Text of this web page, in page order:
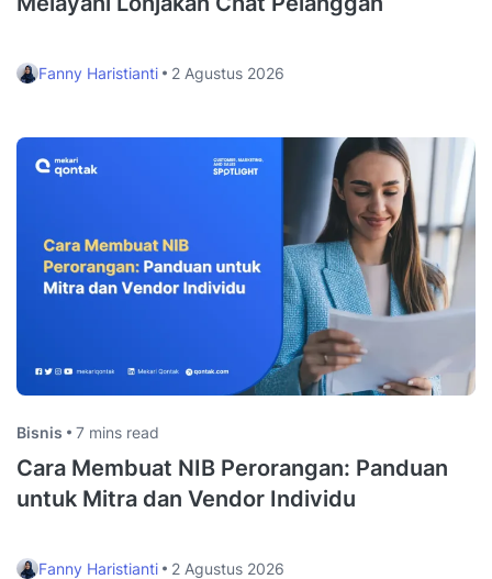
Fanny Haristianti 2 Agustus 2026
Bisnis 7 mins read
Cara Membuat NIB Perorangan: Panduan
untuk Mitra dan Vendor Individu
Fanny Haristianti 2 Agustus 2026